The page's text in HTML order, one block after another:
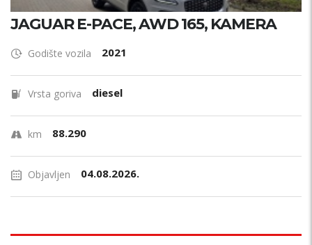
JAGUAR E-PACE, AWD 165, KAMERA
Godište vozila 2021
Vrsta goriva diesel
km 88.290
Objavljen 04.08.2026.